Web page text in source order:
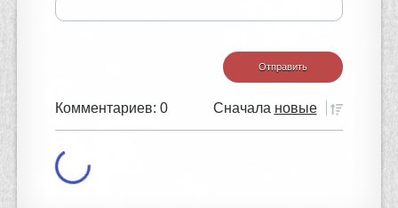
Комментариев: 0 Сначала новые